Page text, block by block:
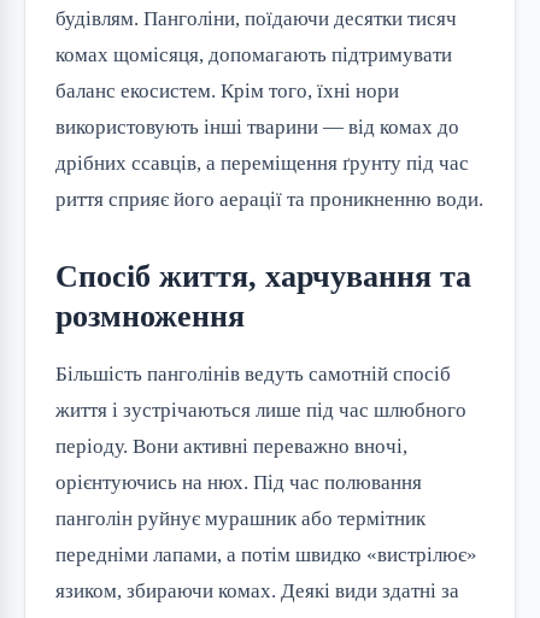
будівлям. Панголіни, поїдаючи десятки тисяч
комах щомісяця, допомагають підтримувати
баланс екосистем. Крім того, їхні нори
використовують інші тварини — від комах до
дрібних ссавців, а переміщення ґрунту під час
риття сприяє його аерації та проникненню води.
Спосіб життя, харчування та
розмноження
Більшість панголінів ведуть самотній спосіб
життя і зустрічаються лише під час шлюбного
періоду. Вони активні переважно вночі,
орієнтуючись на нюх. Під час полювання
панголін руйнує мурашник або термітник
передніми лапами, а потім швидко «вистрілює»
язиком, збираючи комах. Деякі види здатні за